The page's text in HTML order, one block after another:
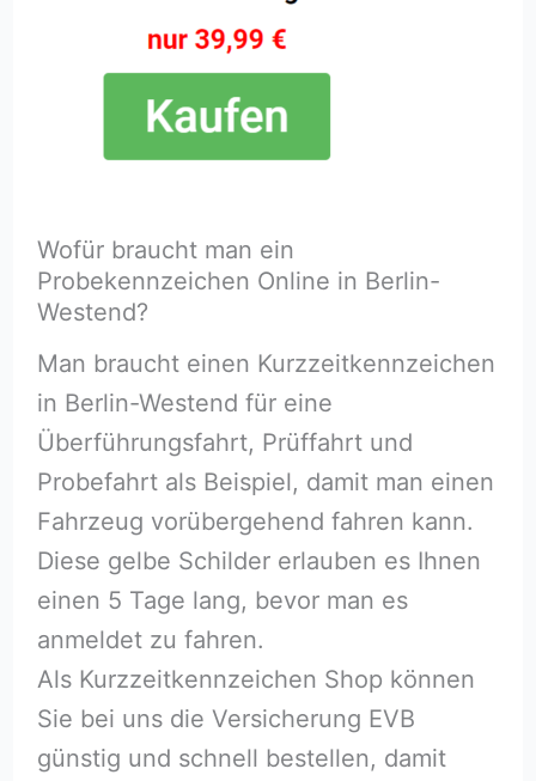
Wofür braucht man ein
Probekennzeichen Online in Berlin-
Westend?
Man braucht einen Kurzzeitkennzeichen
in Berlin-Westend für eine
Überführungsfahrt, Prüffahrt und
Probefahrt als Beispiel, damit man einen
Fahrzeug vorübergehend fahren kann.
Diese gelbe Schilder erlauben es Ihnen
einen 5 Tage lang, bevor man es
anmeldet zu fahren.
Als Kurzzeitkennzeichen Shop können
Sie bei uns die Versicherung EVB
günstig und schnell bestellen, damit